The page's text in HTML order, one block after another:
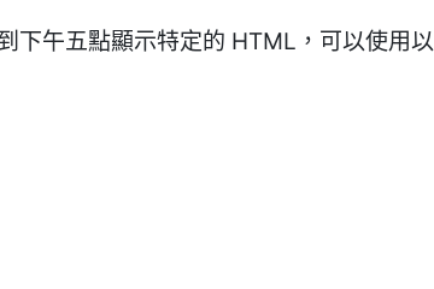
下午五點顯示特定的 HTML，可以使用以